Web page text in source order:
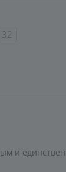
32
и